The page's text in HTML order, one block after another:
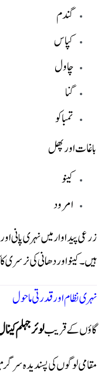
گندم
کپاس
چاول
گنا
تمباکو
باغات اور پھل
کینو
امرود
زرعی پیداوار میں نہری پانی
ہیں۔کینو اور دھانی کی نرسری
نہری نظام اور قدرتی ماحول
گاؤں کے قریبلوئر جہلم
مقامی لوگوں کی پسندیدہ